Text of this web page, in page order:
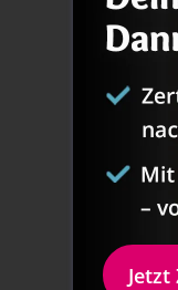
Jetzt